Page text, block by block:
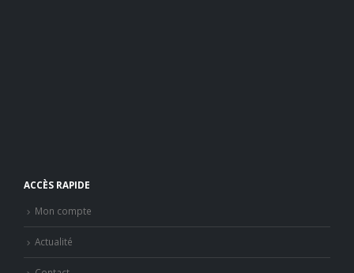
ACCÈS RAPIDE
Mon compte
Actualité